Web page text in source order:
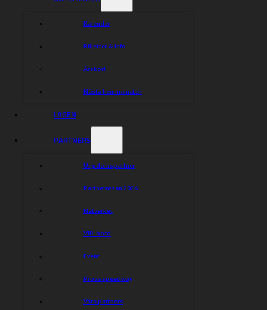
Kalender
Biljetter & info
Årskort
Nästa hemmamatch
LAGEN
PARTNERS
Ungdomspartner
Partnerresan 2026
Nätverket
VIP-bord
Event
Prova speedway
Våra partners